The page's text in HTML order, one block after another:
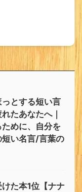
っとする短い言
たあなたへ｜
めに、自分を
短い名言/言葉の
た本1位【ナナ